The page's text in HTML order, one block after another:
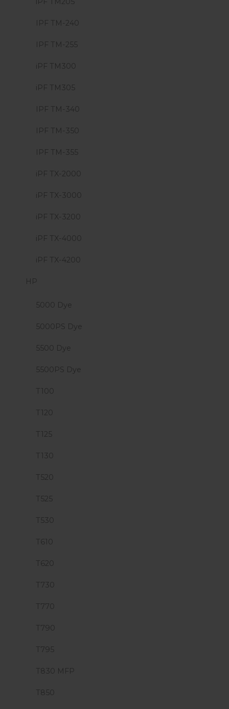
IPF TM-240
IPF TM-255
iPF TM300
iPF TM305
IPF TM-340
IPF TM-350
IPF TM-355
iPF TX-2000
iPF TX-3000
iPF TX-3200
iPF TX-4000
iPF TX-4200
HP
5000 Dye
5000PS Dye
5500 Dye
5500PS Dye
T100
T120
T125
T130
T520
T525
T530
T610
T620
T730
T770
T790
T795
T830 MFP
T850